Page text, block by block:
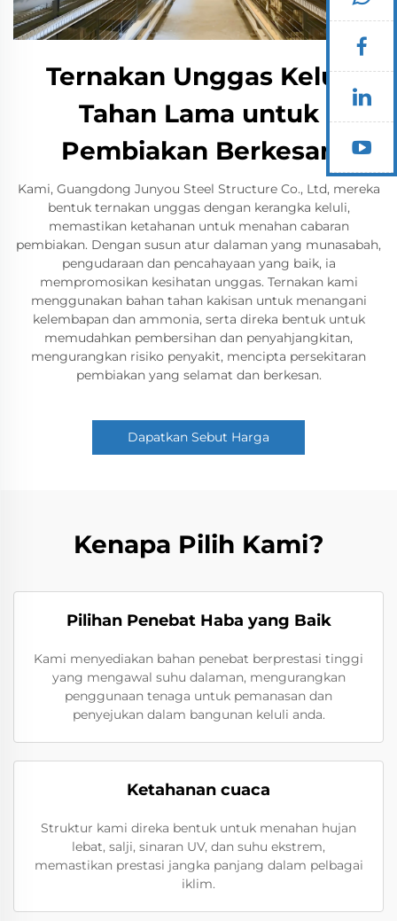
Ternakan Unggas Keluli
Tahan Lama untuk
Pembiakan Berkesan
Kami, Guangdong Junyou Steel Structure Co., Ltd, mereka
bentuk ternakan unggas dengan kerangka keluli,
memastikan ketahanan untuk menahan cabaran
pembiakan. Dengan susun atur dalaman yang munasabah,
pengudaraan dan pencahayaan yang baik, ia
mempromosikan kesihatan unggas. Ternakan kami
menggunakan bahan tahan kakisan untuk menangani
kelembapan dan ammonia, serta direka bentuk untuk
memudahkan pembersihan dan penyahjangkitan,
mengurangkan risiko penyakit, mencipta persekitaran
pembiakan yang selamat dan berkesan.
Dapatkan Sebut Harga
Kenapa Pilih Kami?
Pilihan Penebat Haba yang Baik
Kami menyediakan bahan penebat berprestasi tinggi
yang mengawal suhu dalaman, mengurangkan
penggunaan tenaga untuk pemanasan dan
penyejukan dalam bangunan keluli anda.
Ketahanan cuaca
Struktur kami direka bentuk untuk menahan hujan
lebat, salji, sinaran UV, dan suhu ekstrem,
memastikan prestasi jangka panjang dalam pelbagai
iklim.